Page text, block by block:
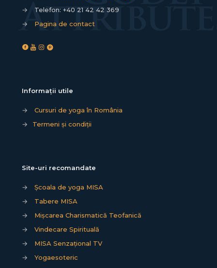
→
Telefon: +40 21 42 42 369
→
Pagina de contact
Informații utile
→
Cursuri de yoga în România
→
Termeni și condiții
Site-uri recomandate
→
Școala de yoga MISA
→
Tabere MISA
→
Mișcarea Charismatică Teofanică
→
Vindecare Spirituală
→
MISA Senzațional TV
→
Yogaesoteric